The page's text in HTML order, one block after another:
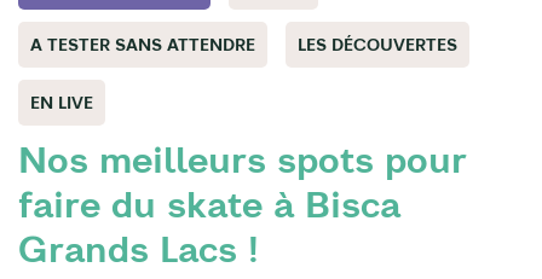
A TESTER SANS ATTENDRE LES DÉCOUVERTES
EN LIVE
Nos meilleurs spots pour
faire du skate à Bisca
Grands Lacs !